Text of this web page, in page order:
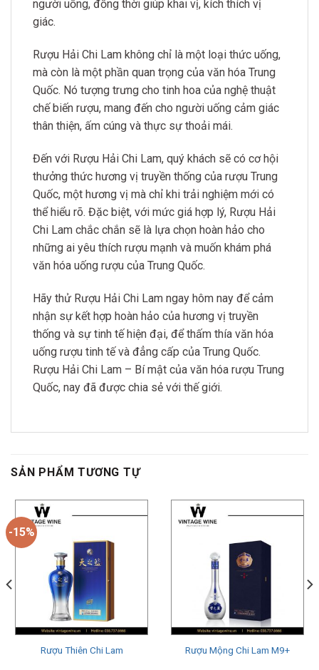
người uống, đồng thời giúp khai vị, kích thích vị
giác.
Rượu Hải Chi Lam không chỉ là một loại thức uống,
mà còn là một phần quan trọng của văn hóa Trung
Quốc. Nó tượng trưng cho tinh hoa của nghệ thuật
chế biến rượu, mang đến cho người uống cảm giác
thân thiện, ấm cúng và thực sự thoải mái.
Đến với Rượu Hải Chi Lam, quý khách sẽ có cơ hội
thưởng thức hương vị truyền thống của rượu Trung
Quốc, một hương vị mà chỉ khi trải nghiệm mới có
thể hiểu rõ. Đặc biệt, với mức giá hợp lý, Rượu Hải
Chi Lam chắc chắn sẽ là lựa chọn hoàn hảo cho
những ai yêu thích rượu mạnh và muốn khám phá
văn hóa uống rượu của Trung Quốc.
Hãy thử Rượu Hải Chi Lam ngay hôm nay để cảm
nhận sự kết hợp hoàn hảo của hương vị truyền
thống và sự tinh tế hiện đại, để thấm thía văn hóa
uống rượu tinh tế và đẳng cấp của Trung Quốc.
Rượu Hải Chi Lam – Bí mật của văn hóa rượu Trung
Quốc, nay đã được chia sẻ với thế giới.
SẢN PHẨM TƯƠNG TỰ
-15%
Rượu Thiên Chi Lam Rượu Mộng Chi Lam M9+